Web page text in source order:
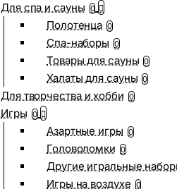
Для спа и сауны 0
Полотенца 0
Спа-наборы 0
Товары для сауны 0
Халаты для сауны 0
Для творчества и хобби 0
Игры 0
Азартные игры 0
Головоломки 0
Другие игральные
Игры на воздухе 0